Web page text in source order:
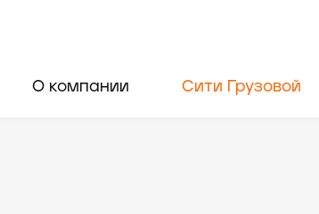
О компании Сити Грузовой